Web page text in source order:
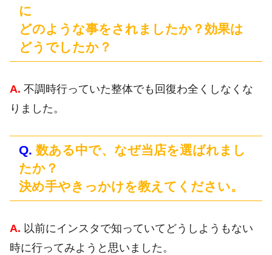
に
どのような事をされましたか？効果は
どうでしたか？
A. 不調時行っていた整体でも回復わ全くしなくな
りました。
Q. 数ある中で、なぜ当店を選ばれまし
たか？
決め手やきっかけを教えてください。
A. 以前にインスタで知っていてどうしようもない
時に行ってみようと思いました。